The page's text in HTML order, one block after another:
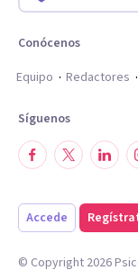
Conócenos
Equipo
Redactores
Síguenos
Accede
© Copyright 2026